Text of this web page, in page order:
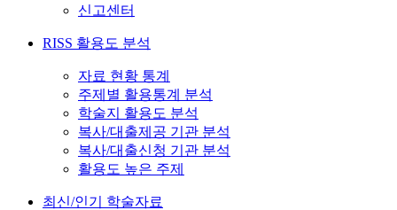
신고센터
RISS 활용도 분석
자료 현황 통계
주제별 활용통계 분석
학술지 활용도 분석
복사/대출제공 기관 분석
복사/대출신청 기관 분석
활용도 높은 주제
최신/인기 학술자료